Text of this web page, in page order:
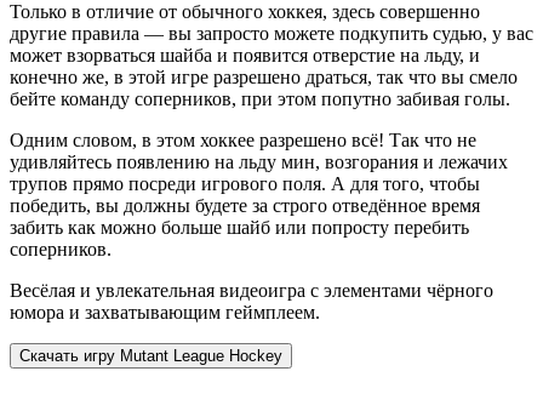
Только в отличие от обычного хоккея, здесь совершенно
другие правила — вы запросто можете подкупить судью, у вас
может взорваться шайба и появится отверстие на льду, и
конечно же, в этой игре разрешено драться, так что вы смело
бейте команду соперников, при этом попутно забивая голы.
Одним словом, в этом хоккее разрешено всё! Так что не
удивляйтесь появлению на льду мин, возгорания и лежачих
трупов прямо посреди игрового поля. А для того, чтобы
победить, вы должны будете за строго отведённое время
забить как можно больше шайб или попросту перебить
соперников.
Весёлая и увлекательная видеоигра с элементами чёрного
юмора и захватывающим геймплеем.
Скачать игру Mutant League Hockey